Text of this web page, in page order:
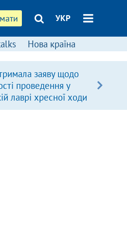
УКР
Нова країна
заяву щодо
проведення у
лаврі хресної ходи